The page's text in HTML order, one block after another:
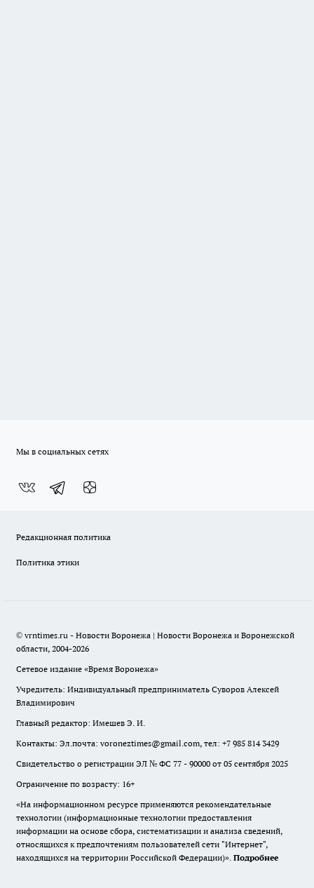
Мы в социальных сетях
Редакционная политика
Политика этики
© vrntimes.ru - Новости Воронежа | Новости Воронежа и Воронежской
области, 2004-2026
Сетевое издание «Время Воронежа»
Учредитель: Индивидуальный предприниматель Суворов Алексей
Владимирович
Главный редактор: Имешев Э. И.
Контакты: Эл.почта: voroneztimes@gmail.com, тел: +7 985 814 3429
Свидетельство о регистрации ЭЛ № ФС 77 - 90000 от 05 сентября 2025
Ограничение по возрасту: 16+
«На информационном ресурсе применяются рекомендательные
технологии (информационные технологии предоставления
информации на основе сбора, систематизации и анализа сведений,
относящихся к предпочтениям пользователей сети "Интернет",
находящихся на территории Российской Федерации)». Подробнее